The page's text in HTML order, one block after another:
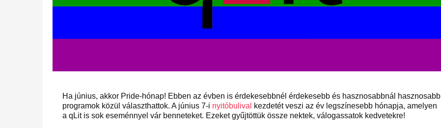
Ha június, akkor Pride-hónap! Ebben az évben is érdekesebbnél érdekesebb és hasznosabbnál hasznosabb
programok közül választhattok. A június 7-i nyitóbulival
kezdetét veszi az év legszínesebb hónapja, amelyen
a qLit is sok eseménnyel vár benneteket. Ezeket gyűjtöttük össze nektek, válogassatok kedvetekre!